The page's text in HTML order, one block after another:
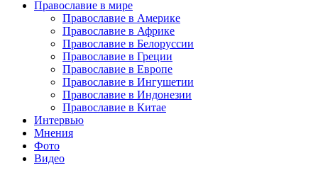
Православие в мире
Православие в Америке
Православие в Африке
Православие в Белоруссии
Православие в Греции
Православие в Европе
Православие в Ингушетии
Православие в Индонезии
Православие в Китае
Интервью
Мнения
Фото
Видео